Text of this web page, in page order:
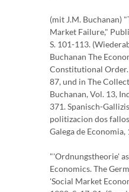
(mit J.M. Buchanan)
Market Failure,"
S. 101-113.
Buchanan The
Constitutional
87, und in The
Buchanan, Vol. 13,
371. Spanisch-
politizacion dos
Galega de Economia,
"'Ordnungstheorie'
Economics. The
'Social Market